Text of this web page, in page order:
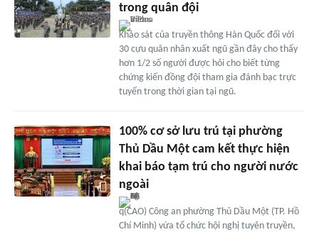
trong quân đội
Khảo sát của truyền thông Hàn Quốc đối với
30 cựu quân nhân xuất ngũ gần đây cho thấy
hơn 1/2 số người được hỏi cho biết từng
chứng kiến đồng đội tham gia đánh bạc trực
tuyến trong thời gian tại ngũ.
100% cơ sở lưu trú tại phường
Thủ Dầu Một cam kết thực hiện
khai báo tạm trú cho người nước
ngoài
q(CAO) Công an phường Thủ Dầu Một (TP. Hồ
Chí Minh) vừa tổ chức hội nghị tuyên truyền,